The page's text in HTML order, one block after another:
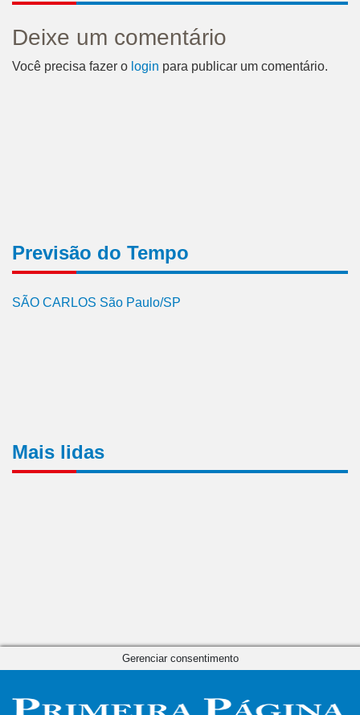
Deixe um comentário
Você precisa fazer o login para publicar um comentário.
Previsão do Tempo
SÃO CARLOS São Paulo/SP
Mais lidas
Gerenciar consentimento